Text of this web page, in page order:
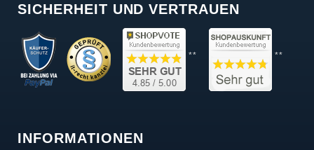
SICHERHEIT UND VERTRAUEN
** **
INFORMATIONEN